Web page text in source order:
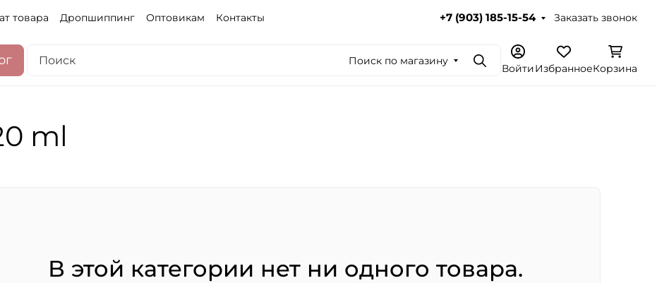
товара Дропшиппинг Оптовикам Контакты +7 (903) 185-15-54 Заказать звонок
Поиск по магазину
ПоискВойтиИзбранноеКорзина
ml
В этой категории нет ни одного товара.